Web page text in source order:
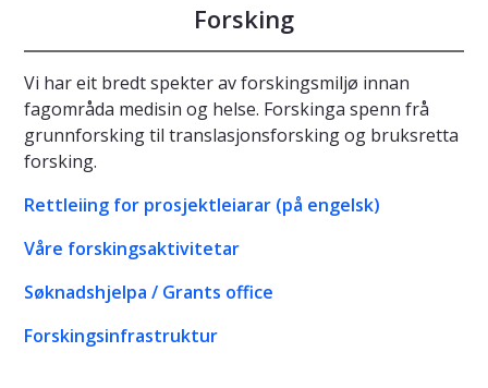
Forsking
Vi har eit bredt spekter av forskingsmiljø innan
fagområda medisin og helse. Forskinga spenn frå
grunnforsking til translasjonsforsking og bruksretta
forsking.
Rettleiing for prosjektleiarar (på engelsk)
Våre forskingsaktivitetar
Søknadshjelpa / Grants office
Forskingsinfrastruktur